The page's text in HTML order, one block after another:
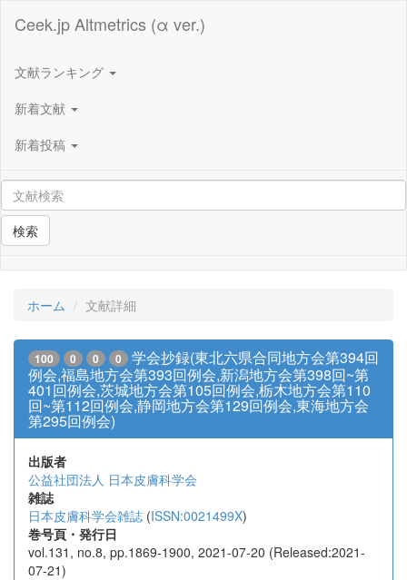
Ceek.jp Altmetrics (α ver.)
文献ランキング
新着文献
新着投稿
検索
ホーム 文献詳細
100 0 0 0
学会抄録(東北六県合同地方会第394回
例会,福島地方会第393回例会,新潟地方会第398回~第
401回例会,茨城地方会第105回例会,栃木地方会第110
回~第112回例会,静岡地方会第129回例会,東海地方会
第295回例会)
出版者
公益社団法人 日本皮膚科学会
雑誌
日本皮膚科学会雑誌 (ISSN:0021499X)
巻号頁・発行日
vol.131, no.8, pp.1869-1900, 2021-07-20 (Released:2021-
07-21)